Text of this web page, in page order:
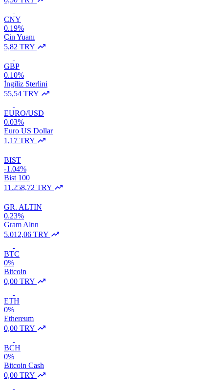
CNY
0.19%
Çin Yuanı
5,82 TRY
GBP
0.10%
İngiliz Sterlini
55,54 TRY
EURO/USD
0.03%
Euro US Dollar
1,17 TRY
BIST
-1.04%
Bist 100
11.258,72 TRY
GR. ALTIN
0.23%
Gram Altın
5.012,06 TRY
BTC
0%
Bitcoin
0,00 TRY
ETH
0%
Ethereum
0,00 TRY
BCH
0%
Bitcoin Cash
0,00 TRY